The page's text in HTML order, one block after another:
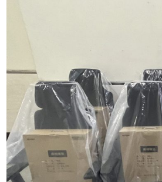
累
體
工
學